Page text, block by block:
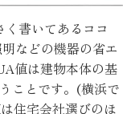
書いてあるココ
などの機器の省エ
値は建物本体の基
ことです。(横浜で
住宅会社選びのほ